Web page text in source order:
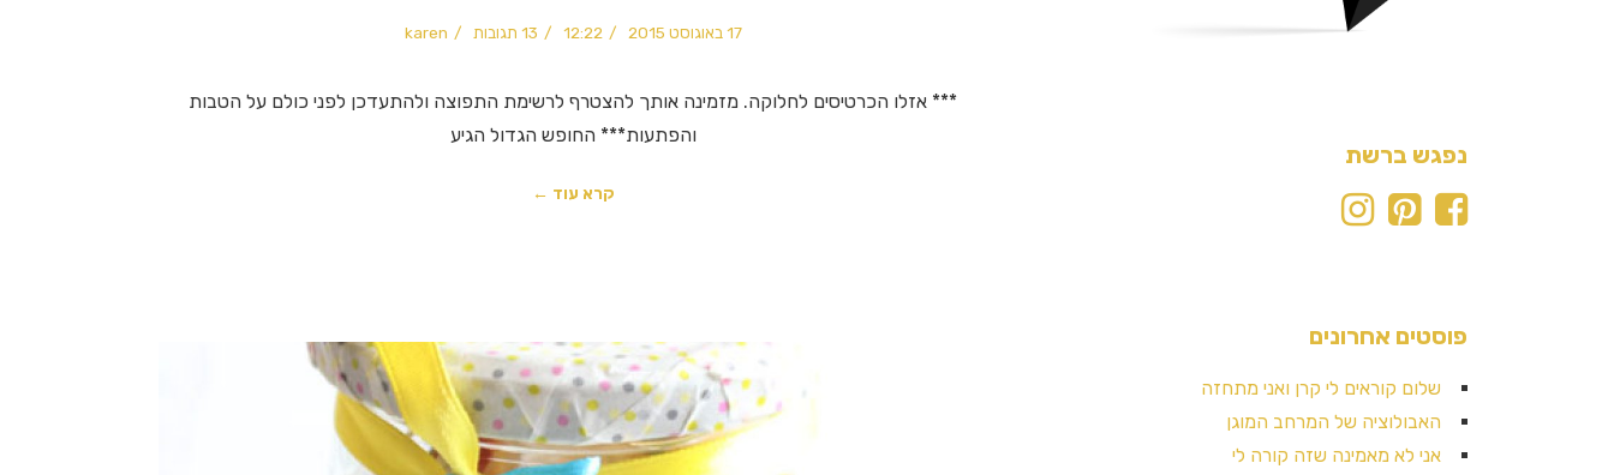
17 באוגוסט 2015 12:22 13 תגובות karen
*** אזלו הכרטיסים לחלוקה. מזמינה אותך להצטרף לרשימת התפוצה ולהתעדכן לפני כולם על הטבות
והפתעות*** החופש הגדול הגיע
קרא עוד ←
נפגש ברשת
פוסטים אחרונים
שלום קוראים לי קרן ואני מתחזה
האבולוציה של המרחב המוגן
אני לא מאמינה שזה קורה לי